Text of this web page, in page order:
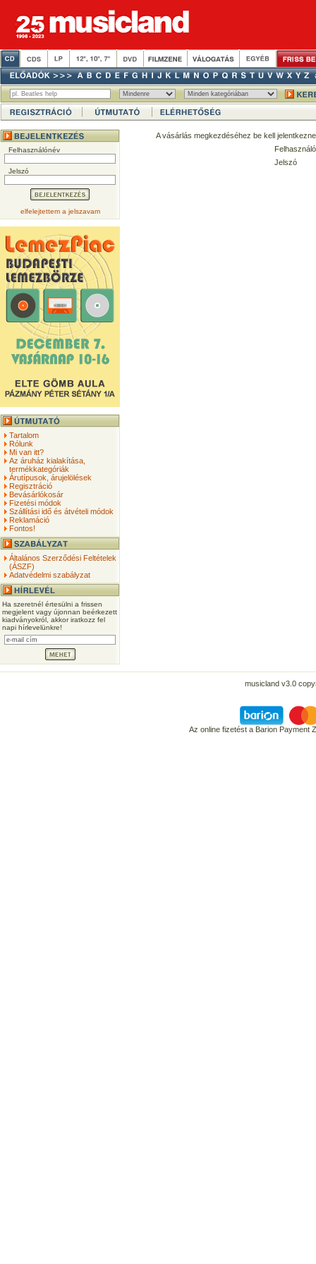
Felhasználónév
Jelszó
elfelejtettem a jelszavam
Tartalom
Rólunk
Mi van itt?
Az áruház kialakítása,
termékkategóriák
Árutípusok, árujelölések
Regisztráció
Bevásárlókosár
Fizetési módok
Szállítási idő és átvételi módok
Reklamáció
Fontos!
Általános Szerződési Feltételek
(ÁSZF)
Adatvédelmi szabályzat
Ha szeretnél értesülni a frissen
megjelent vagy újonnan beérkezett
kiadványokról, akkor iratkozz fel
napi hírlevelünkre!
A vásárlás megkezdéséhez be kell
Jelszó
musicland v3.0
Az online fizetést a Barion Payment